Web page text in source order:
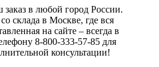
в любой город России.
склада в Москве, где вся
на сайте – всегда в
8-800-333-57-85 для
консультации!